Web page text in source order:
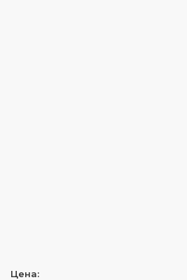
Цена: